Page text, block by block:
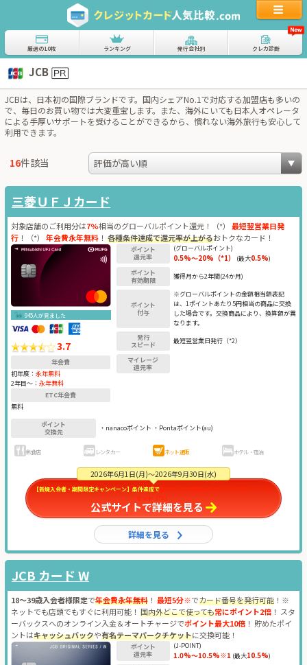
厳選の10枚 ランキング 発行会社別 クレカ診断
JCB
JCBは、日本初の国際ブランドです。国内シェアNo.1で対応する加盟店も多いの
で、毎日のお買い物では大変重宝します。また、海外にいても日本人オペレータ
による手厚いサポートを受けることができるから、慣れない海外旅行も安心して
利用できます。
16件該当
三菱ＵＦＪカード
対象店舗のご利用分は7%相当のグローバルポイント還元！（*） 最短翌営業日発
行 ！（*） 年会費永年無料 ！ 各種条件達成で還元率が上がるおトクなカード！
945人が見ました
3.7
年会費
初年度： 永年無料
2年目〜： 永年無料
ETC年会費
無料
ポイント
還元率
(グローバルポイント)
0.5%〜20%（*1） (最大0.5%)
ポイント
有効期限
獲得月から2年間(24か月)
ポイント
付与
※グローバルポイントの金額相当額表記
は、1ポイントあたり5円相当の商品に交換
した場合です。交換商品により、換算額が異
なります。
発行
スピード
最短翌営業日発行（*2）
マイレージ
還元率
ポイント
交換先
・nanacoポイント ・Pontaポイント(au)
飲食店 レンタカー ネット通販 ホテル・宿泊
【新規入会者・期間限定キャンペーン】条件達成で
2026年6月1日(月)～2026年9月30日(水)
公式サイトで詳細を見る
詳細を見る
JCB カード W
18～39歳入会者様限定で年会費永年無料 ！ 最短5分※でカード番号を発行可能 ！※
ネットでも店頭でもすぐに利用可能！ 国内外どこで使っても常にポイント2倍 ！ スタ
ーバックスへのオンライン入金＆オートチャージでポイント最大10倍 ！ 貯めたポイ
ントはキャッシュバックや有名テーマパークチケットに交換可能！
ポイント
還元率
(J-POINT)
1.0%～10.5%※1 (最大10.5%)